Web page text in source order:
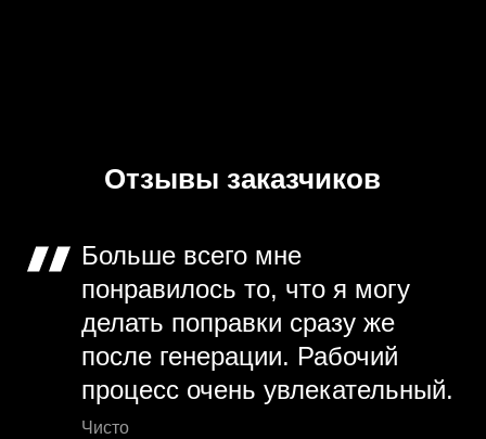
Отзывы заказчиков
Больше всего мне
понравилось то, что я могу
делать поправки сразу же
после генерации. Рабочий
процесс очень увлекательный.
Чисто